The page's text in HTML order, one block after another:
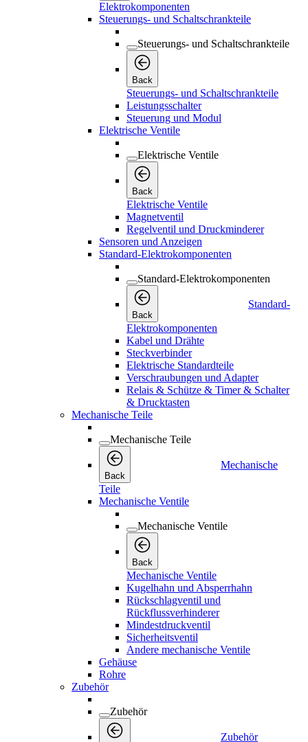
Elektrokomponenten
Steuerungs- und Schaltschrankteile
Steuerungs- und Schaltschrankteile
Back
Steuerungs- und Schaltschrankteile
Leistungsschalter
Steuerung und Modul
Elektrische Ventile
Elektrische Ventile
Back
Elektrische Ventile
Magnetventil
Regelventil und Druckminderer
Sensoren und Anzeigen
Standard-Elektrokomponenten
Standard-Elektrokomponenten
Back
Standard-
Elektrokomponenten
Kabel und Drähte
Steckverbinder
Elektrische Standardteile
Verschraubungen und Adapter
Relais & Schütze & Timer & Schalter
& Drucktasten
Mechanische Teile
Mechanische Teile
Back
Mechanische
Teile
Mechanische Ventile
Mechanische Ventile
Back
Mechanische Ventile
Kugelhahn und Absperrhahn
Rückschlagventil und
Rückflussverhinderer
Mindestdruckventil
Sicherheitsventil
Andere mechanische Ventile
Gehäuse
Rohre
Zubehör
Zubehör
Zubehör